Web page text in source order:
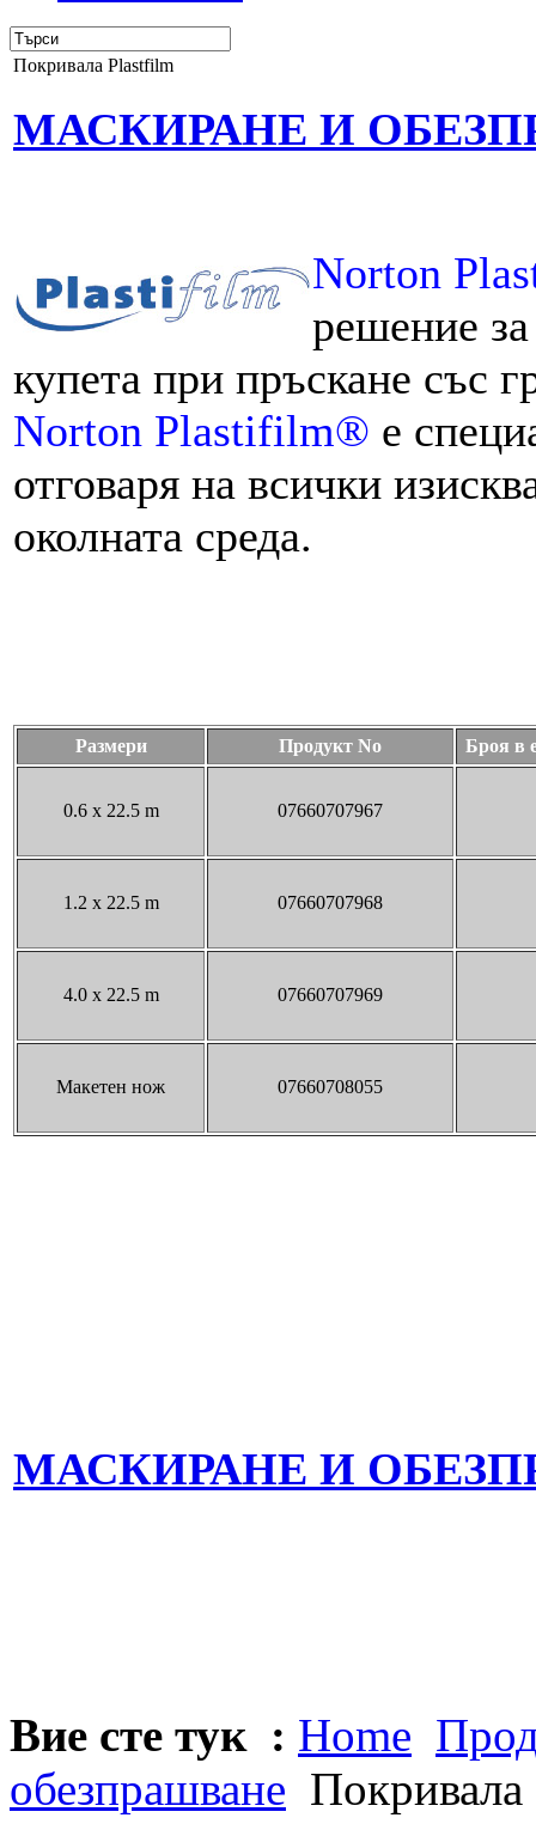
Покривала Plastfilm
МАСКИРАНЕ И
Norton
решение
купета при пръскане със
Norton Plastifilm® е
отговаря на всички
околната среда.
Размери Продукт No Броя в
0.6 x 22.5 m 07660707967
1.2 x 22.5 m 07660707968
4.0 x 22.5 m 07660707969
Макетен нож 07660708055
МАСКИРАНЕ И
Вие сте тук : Home
обезпрашване